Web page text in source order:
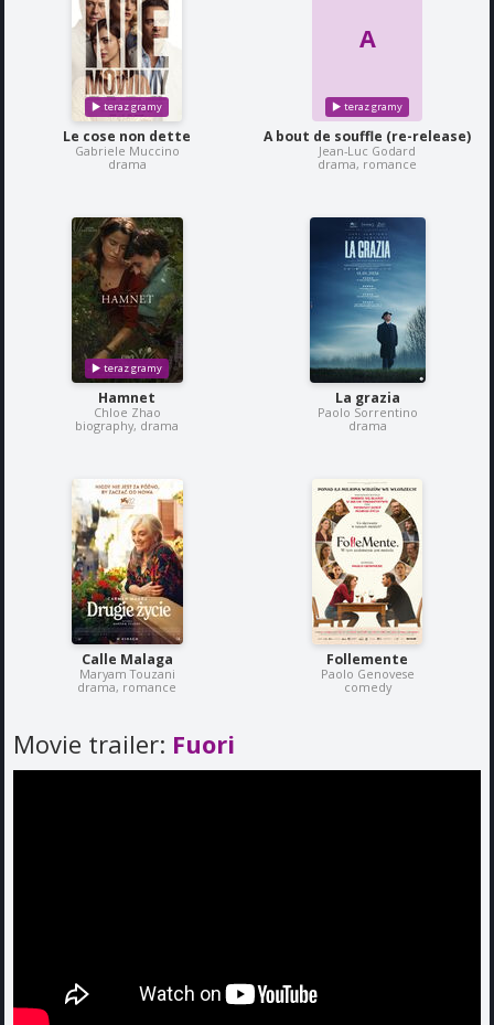
Le cose non dette
Gabriele Muccino
drama
A
A bout de souffle (re-release)
Jean-Luc Godard
drama, romance
Hamnet
Chloe Zhao
biography, drama
La grazia
Paolo Sorrentino
drama
Calle Malaga
Maryam Touzani
drama, romance
Follemente
Paolo Genovese
comedy
Movie trailer: Fuori